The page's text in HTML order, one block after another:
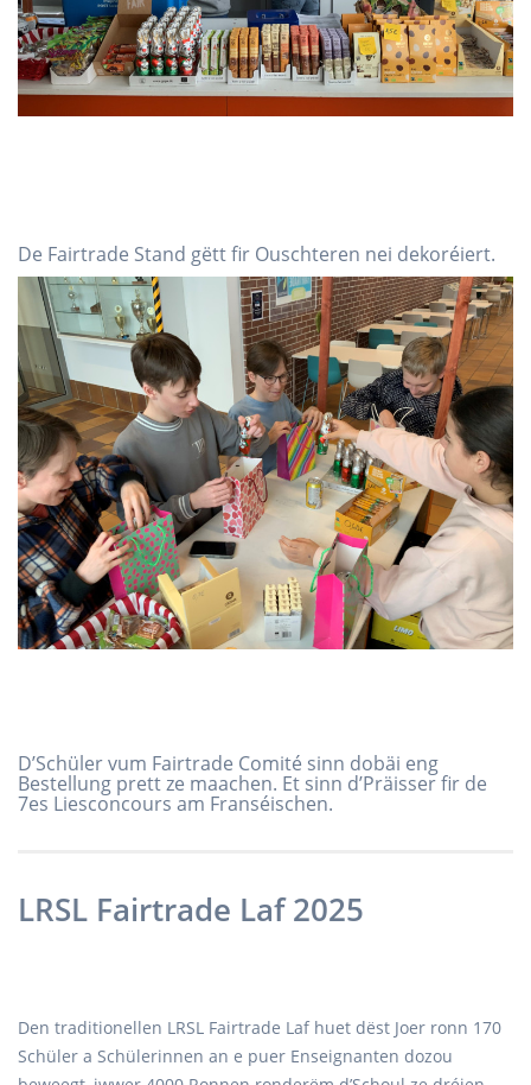
De Fairtrade Stand gëtt fir Ouschteren nei dekoréiert.
D’Schüler vum Fairtrade Comité sinn dobäi eng
Bestellung prett ze maachen. Et sinn d’Präisser fir de
7es Liesconcours am Franséischen.
LRSL Fairtrade Laf 2025
Den traditionellen LRSL Fairtrade Laf huet dëst Joer ronn 170
Schüler a Schülerinnen an e puer Enseignanten dozou